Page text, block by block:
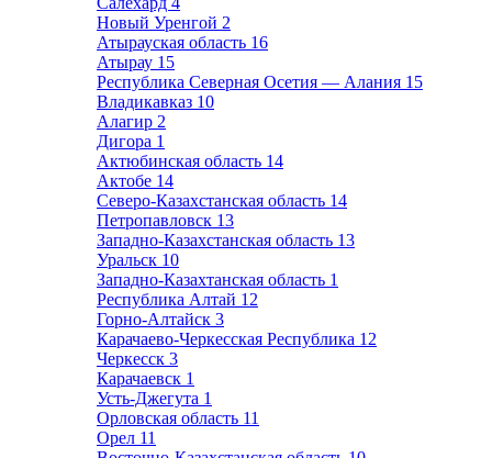
Новый Уренгой 2
Атырауская область 16
Атырау 15
Республика Северная Осетия — Алания 15
Владикавказ 10
Алагир 2
Дигора 1
Актюбинская область 14
Актобе 14
Северо-Казахстанская область 14
Петропавловск 13
Западно-Казахстанская область 13
Уральск 10
Западно-Казахтанская область 1
Республика Алтай 12
Горно-Алтайск 3
Карачаево-Черкесская Республика 12
Черкесск 3
Карачаевск 1
Усть-Джегута 1
Орловская область 11
Орел 11